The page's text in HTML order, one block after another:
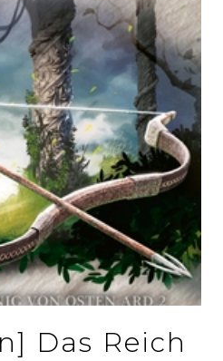
Das Reich